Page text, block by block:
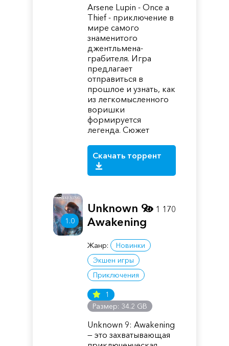
Arsene Lupin - Once a
Thief - приключение в
мире самого
знаменитого
джентльмена-
грабителя. Игра
предлагает
отправиться в
прошлое и узнать, как
из легкомысленного
воришки
формируется
легенда. Сюжет
Скачать торрент
1.0
Unknown 9:
Awakening
Жанр:
Новинки
Экшен игры
Приключения
1
Размер: 34.2 GB
Unknown 9: Awakening
— это захватывающая
1 170